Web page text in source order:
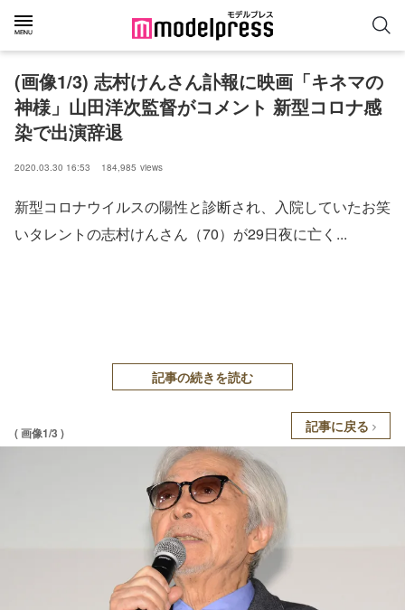
(画像1/3) 志村けんさん訃報に映画「キネマの
神様」山田洋次監督がコメント 新型コロナ感
染で出演辞退
2020.03.30 16:53 184,985 views
新型コロナウイルスの陽性と診断され、入院していたお笑
いタレントの志村けんさん（70）が29日夜に亡く...
記事の続きを読む
( 画像1/3 ) 記事に戻る